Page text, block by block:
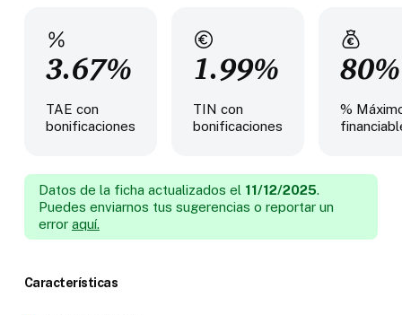
3.67%
TAE con
bonificaciones
1.99%
TIN con
bonificaciones
80%
%
Datos de la ficha actualizados el 11/12/2025.
Puedes enviarnos tus sugerencias o reportar un
error aquí.
Características